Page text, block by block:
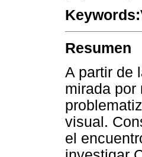
Keywords:
Resumen
A partir de
mirada por
visual.
el